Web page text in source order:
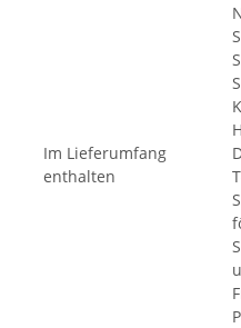
Im Lieferumfang
enthalten